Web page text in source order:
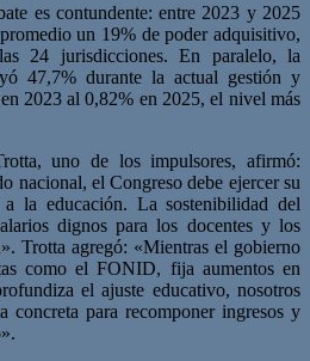
es contundente: entre 2023 y 2025
un 19% de poder adquisitivo,
24 jurisdicciones. En paralelo, la
47,7% durante la actual gestión y
2023 al 0,82% en 2025, el nivel más
uno de los impulsores, afirmó:
nacional, el Congreso debe ejercer su
la educación. La sostenibilidad del
dignos para los docentes y los
Trotta agregó: «Mientras el gobierno
como el FONID, fija aumentos en
el ajuste educativo, nosotros
concreta para recomponer ingresos y